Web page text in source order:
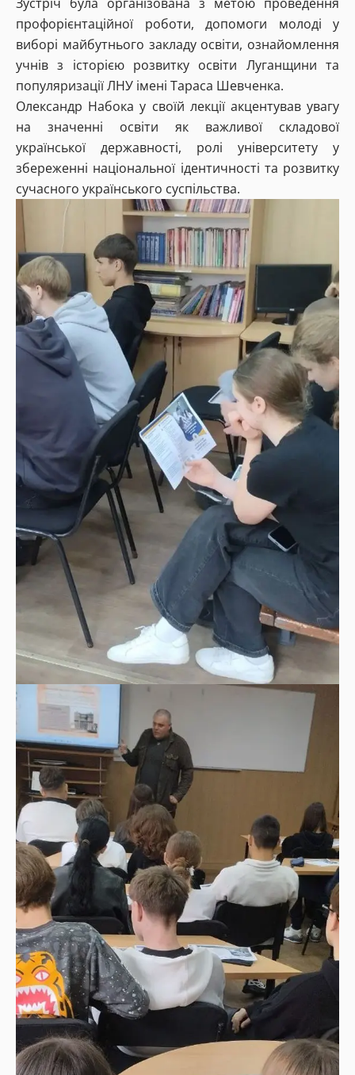
профорієнтаційної роботи, допомоги молоді у
виборі майбутнього закладу освіти, ознайомлення
учнів з історією розвитку освіти Луганщини та
популяризації ЛНУ імені Тараса Шевченка.
Олександр Набока у своїй лекції акцентував увагу
на значенні освіти як важливої складової
української державності, ролі університету у
збереженні національної ідентичності та розвитку
сучасного українського суспільства.